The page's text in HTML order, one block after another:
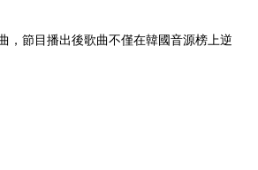
，節目播出後歌曲不僅在韓國音源榜上逆